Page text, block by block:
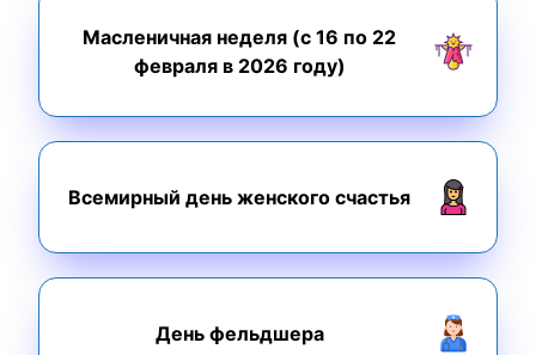
Масленичная неделя (с 16 по 22
февраля в 2026 году)
Всемирный день женского счастья
День фельдшера